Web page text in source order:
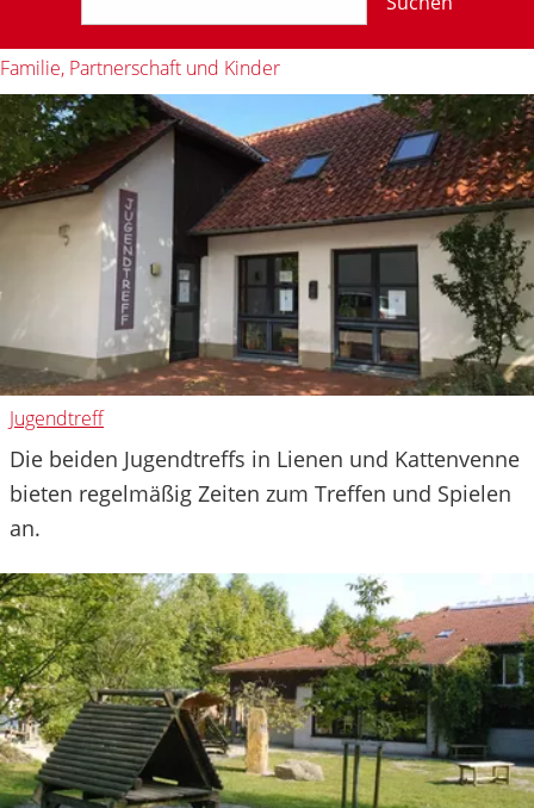
Familie, Partnerschaft und Kinder
Jugendtreff
Die beiden Jugendtreffs in Lienen und Kattenvenne
bieten regelmäßig Zeiten zum Treffen und Spielen
an.